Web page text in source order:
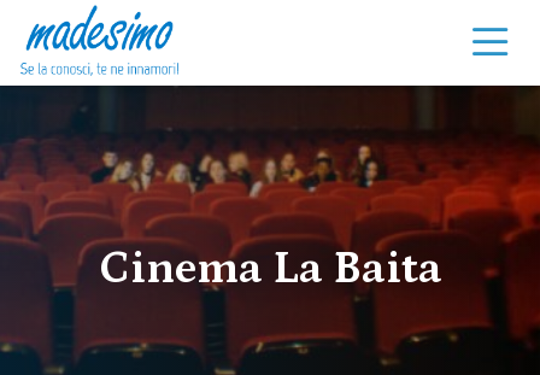
Vai al contenuto
Cinema La Baita